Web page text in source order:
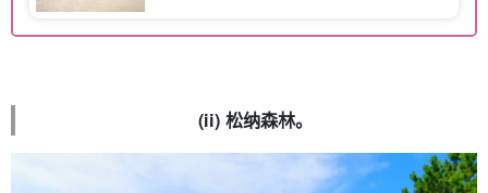
(ii) 松纳森林。